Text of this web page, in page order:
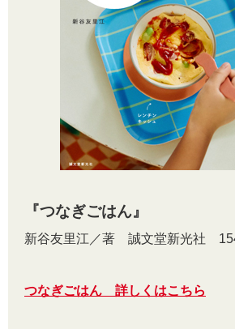
『つなぎごはん』
新谷友里江／著 誠文堂新光社
つなぎごはん 詳しくはこちら